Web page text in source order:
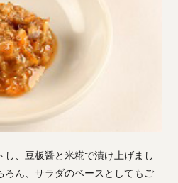
、豆板醤と米糀で漬け上げまし
ろん、サラダのベースとしてもご